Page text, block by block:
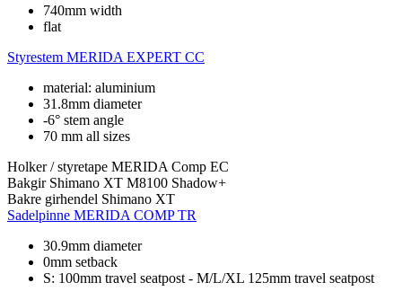
740mm width
flat
Styrestem MERIDA EXPERT CC
material: aluminium
31.8mm diameter
-6° stem angle
70 mm all sizes
Holker / styretape MERIDA Comp EC
Bakgir Shimano XT M8100 Shadow+
Bakre girhendel Shimano XT
Sadelpinne MERIDA COMP TR
30.9mm diameter
0mm setback
S: 100mm travel seatpost - M/L/XL 125mm travel seatpost